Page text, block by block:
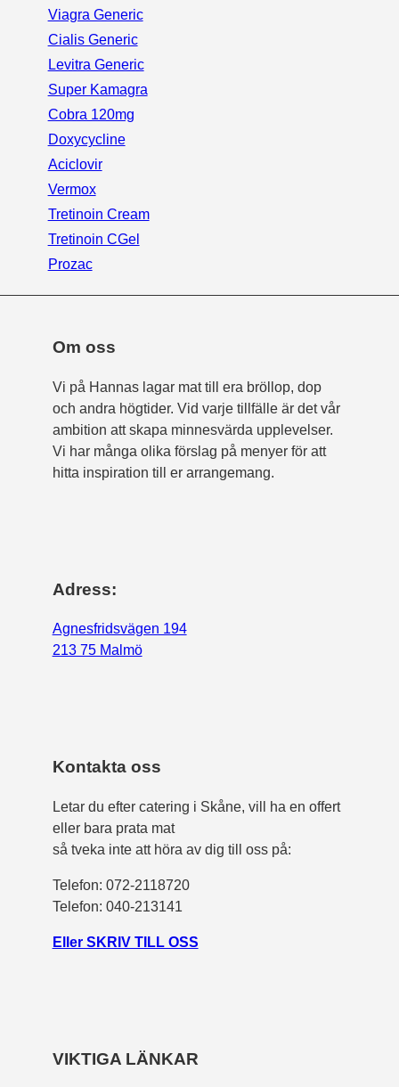
Viagra Generic
Cialis Generic
Levitra Generic
Super Kamagra
Cobra 120mg
Doxycycline
Aciclovir
Vermox
Tretinoin Cream
Tretinoin CGel
Prozac
Om oss
Vi på Hannas lagar mat till era bröllop, dop
och andra högtider. Vid varje tillfälle är det vår
ambition att skapa minnesvärda upplevelser.
Vi har många olika förslag på menyer för att
hitta inspiration till er arrangemang.
Adress:
Agnesfridsvägen 194
213 75 Malmö
Kontakta oss
Letar du efter catering i Skåne, vill ha en offert
eller bara prata mat
så tveka inte att höra av dig till oss på:
Telefon: 072-2118720
Telefon: 040-213141
Eller SKRIV TILL OSS
VIKTIGA LÄNKAR